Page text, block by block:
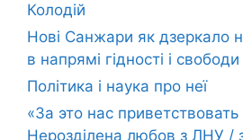
Колодій
Нові Санжари як дзеркало
в напрямі гідності і свободи
Політика і наука про неї
«За это нас приветствовать
Нерозділена любов з ЛНУ /